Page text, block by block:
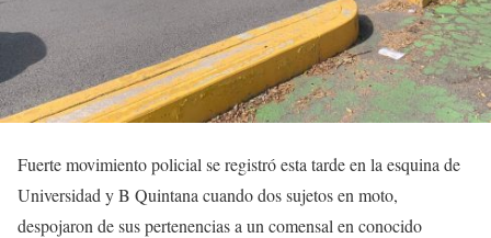
Fuerte movimiento policial se registró esta tarde en la esquina de
Universidad y B Quintana cuando dos sujetos en moto,
despojaron de sus pertenencias a un comensal en conocido